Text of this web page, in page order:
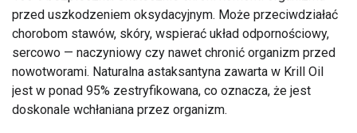
przed uszkodzeniem oksydacyjnym. Może przeciwdziałać
chorobom stawów, skóry, wspierać układ odpornościowy,
sercowo — naczyniowy czy nawet chronić organizm przed
nowotworami. Naturalna astaksantyna zawarta w Krill Oil
jest w ponad 95% zestryfikowana, co oznacza, że jest
doskonale wchłaniana przez organizm.